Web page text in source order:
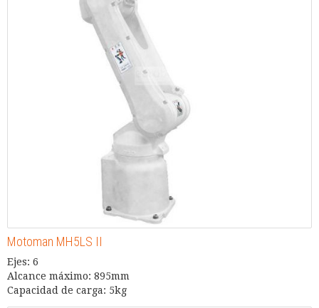
Motoman MH5LS II
Ejes: 6
Alcance máximo: 895mm
Capacidad de carga: 5kg